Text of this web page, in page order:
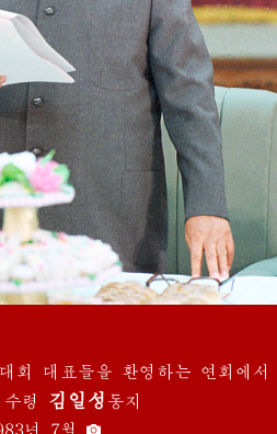
회 대표들을 환영하는 연회에서
령 김일성 동지
년 7월